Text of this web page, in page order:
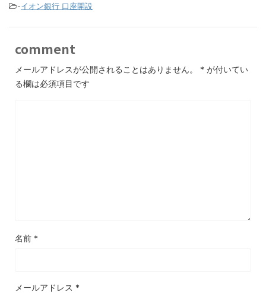
-イオン銀行 口座開設
comment
メールアドレスが公開されることはありません。 * が付いてい
る欄は必須項目です
名前 *
メールアドレス *